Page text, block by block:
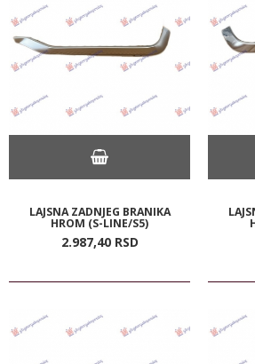
LAJSNA ZADNJEG BRANIKA
HROM (S-LINE/S5)
2.987,40 RSD